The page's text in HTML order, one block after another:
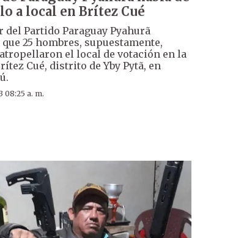
a local en Brítez Cué
del Partido Paraguay Pyahurã
25 hombres, supuestamente,
el local de votación en la
Cué, distrito de Yby Pytã, en
08:25 a. m.